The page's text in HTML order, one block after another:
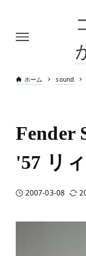
ホーム sound
Fender
'57 リ
2007-03-08